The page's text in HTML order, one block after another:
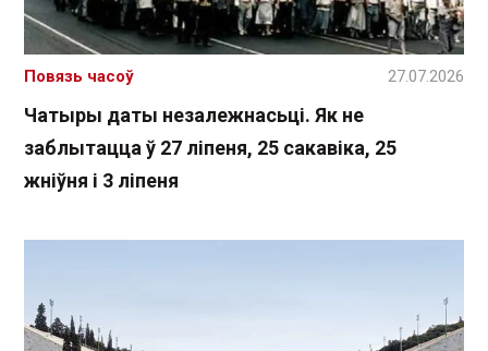
Чатыры даты незалежнасьці. Як не
заблытацца ў 27 ліпеня, 25 сакавіка, 25
жніўня і 3 ліпеня
Повязь часоў 27.07.2026